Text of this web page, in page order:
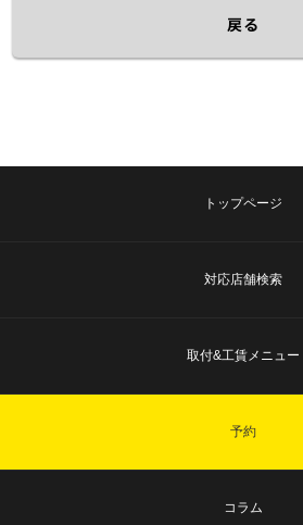
戻る
トップページ
対応店舗検索
取付&工賃メニュー
予約
コラム